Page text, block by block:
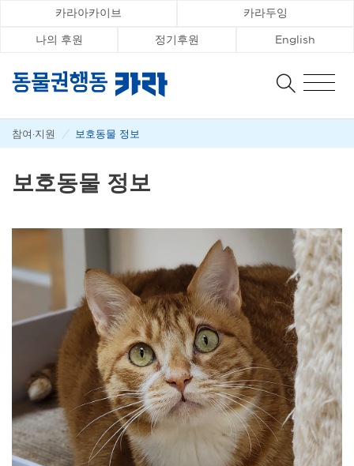
카라아카이브 카라두잉
나의 후원 정기후원 English
참여·지원 / 보호동물 정보
보호동물 정보